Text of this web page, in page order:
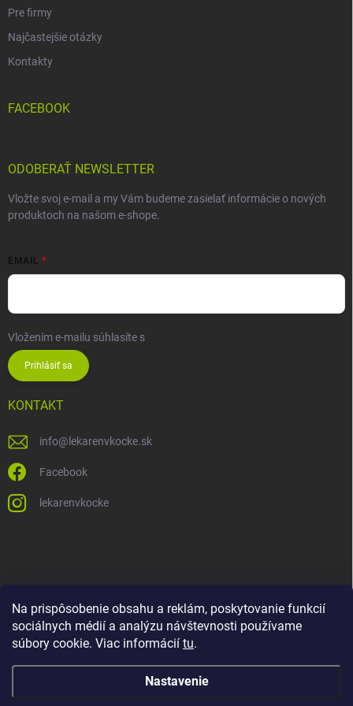
Na prispôsobenie obsahu a reklám, poskytovanie funkcií
sociálnych médií a analýzu návštevnosti používame
súbory cookie. Viac informácií tu.
Nastavenie
Pre firmy
Najčastejšie otázky
Kontakty
FACEBOOK
ODOBERAŤ NEWSLETTER
Vložte svoj e-mail a my Vám budeme zasielať informácie o nových
produktoch na našom e-shope.
EMAIL
Vložením e-mailu súhlasíte s
Prihlásiť sa
KONTAKT
info@ lekarenvkocke.sk
Facebook
lekarenvkocke